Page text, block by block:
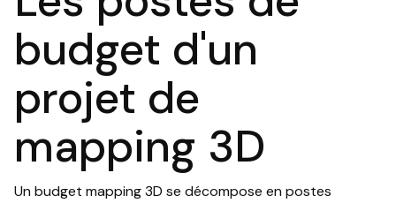
budget d'un
projet de
mapping 3D
Un budget mapping 3D se décompose en postes